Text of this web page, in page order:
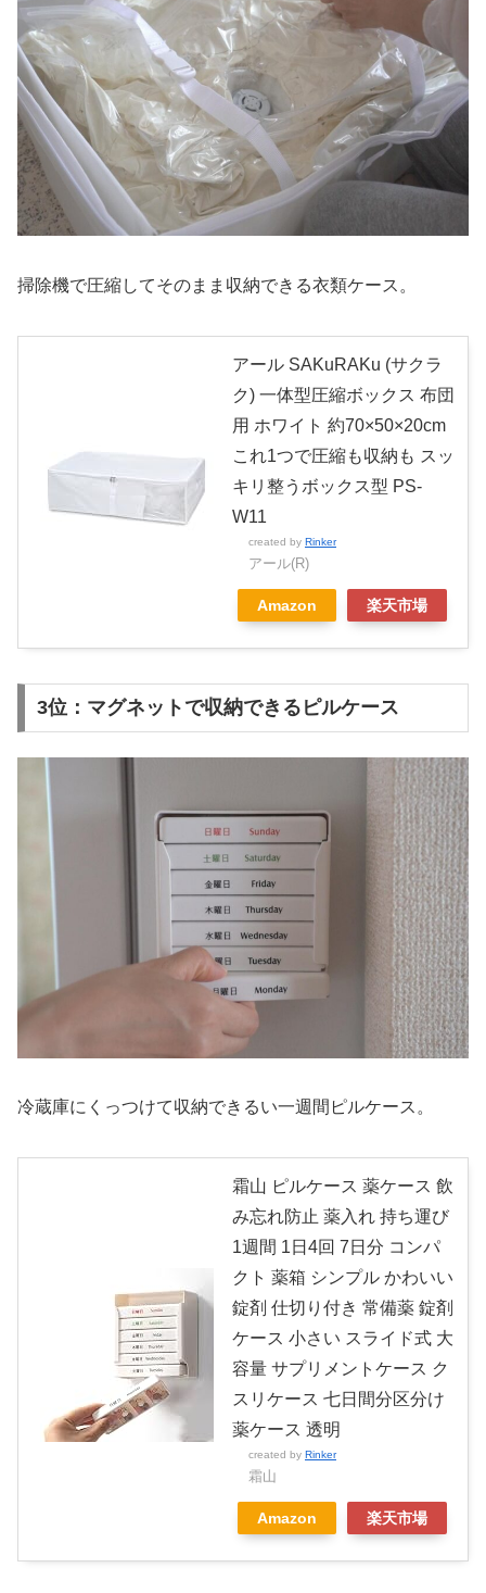
掃除機で圧縮してそのまま収納できる衣類ケース。
アール SAKuRAKu (サクラ
ク) 一体型圧縮ボックス 布団
用 ホワイト 約70×50×20cm
これ1つで圧縮も収納も スッ
キリ整うボックス型 PS-
W11
created by Rinker
アール(R)
Amazon 楽天市場
3位：マグネットで収納できるピルケース
冷蔵庫にくっつけて収納できるい一週間ピルケース。
霜山 ピルケース 薬ケース 飲
み忘れ防止 薬入れ 持ち運び
1週間 1日4回 7日分 コンパ
クト 薬箱 シンプル かわいい
錠剤 仕切り付き 常備薬 錠剤
ケース 小さい スライド式 大
容量 サプリメントケース ク
スリケース 七日間分区分け
薬ケース 透明
created by Rinker
霜山
Amazon 楽天市場